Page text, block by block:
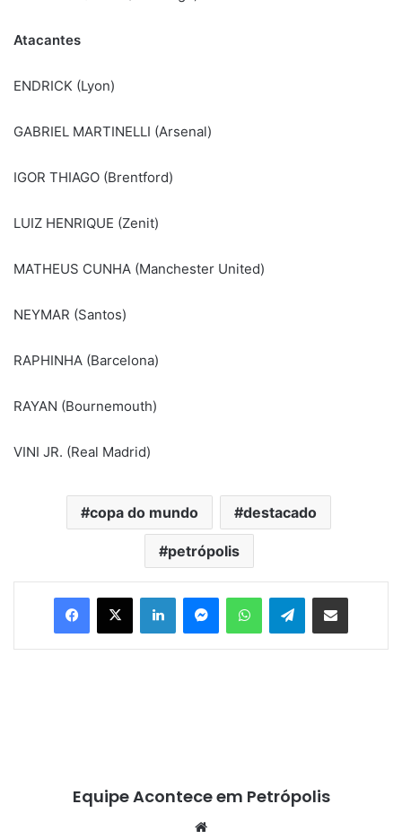
Atacantes
ENDRICK (Lyon)
GABRIEL MARTINELLI (Arsenal)
IGOR THIAGO (Brentford)
LUIZ HENRIQUE (Zenit)
MATHEUS CUNHA (Manchester United)
NEYMAR (Santos)
RAPHINHA (Barcelona)
RAYAN (Bournemouth)
VINI JR. (Real Madrid)
copa do mundo destacado
petrópolis
Telegram
Equipe Acontece em Petrópolis